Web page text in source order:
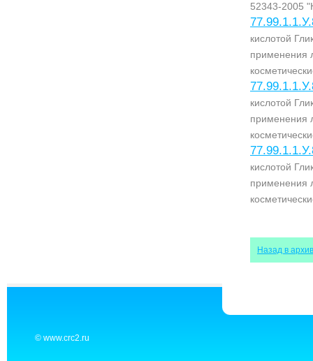
52343-2005
кислотой
применения
кислотой
применения
кислотой
применения
Назад в архив
© www.crc2.ru